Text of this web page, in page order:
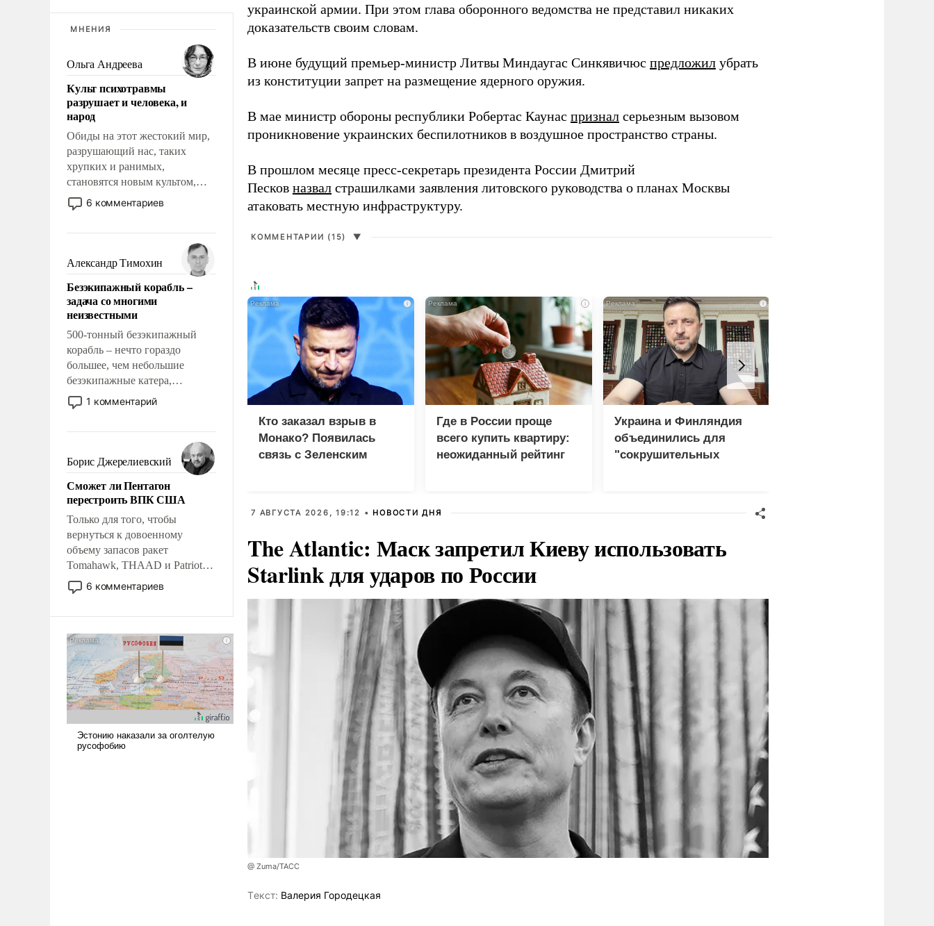
МНЕНИЯ
Ольга Андреева
Культ психотравмы
разрушает и человека, и
народ
Обиды на этот жестокий мир,
разрушающий нас, таких
хрупких и ранимых,
становятся новым культом,
постепенно вытесняя и
отменяя традиционное
мужественным и твердым под
ударами судьбы, брать на себя
ответственность, помогать
слабым, идти вперед и
адаптироваться.
6 комментариев
Александр Тимохин
Безэкипажный корабль –
задача со многими
неизвестными
500-тонный безэкипажный
корабль – нечто гораздо
большее, чем небольшие
безэкипажные катера,
применение которых уже
стало обыденностью. Задача по
сложна и амбициозна. Однако
и ее реализация радикально
поднимет наши боевые
возможности.
1 комментарий
Борис Джерелиевский
Сможет ли Пентагон
перестроить ВПК США
Только для того, чтобы
вернуться к довоенному
объему запасов ракет
Tomahawk, THAAD и Patriot
США потребуется более трех
лет. Даже небольшая война с
Сложившаяся ситуация
означает многолетний период
уязвимости США, например,
перед Китаем.
6 комментариев
украинской армии. При этом глава оборонного ведомства не представил никаких
доказательств своим словам.
В июне будущий премьер-министр Литвы Миндаугас Синкявичюс предложил убрать
из конституции запрет на размещение ядерного оружия.
В мае министр обороны республики Робертас Каунас признал серьезным вызовом
проникновение украинских беспилотников в воздушное пространство страны.
В прошлом месяце пресс-секретарь президента России Дмитрий
Песков назвал страшилками заявления литовского руководства о планах Москвы
атаковать местную инфраструктуру.
КОММЕНТАРИИ (15) ▼
i
Кто заказал взрыв в
Монако? Появилась
связь с Зеленским
i
Где в России проще
всего купить квартиру:
неожиданный рейтинг
i
Украина и Финляндия
объединились для
"сокрушительных
7 АВГУСТА 2026, 19:12 • НОВОСТИ ДНЯ
The Atlantic: Маск запретил Киеву использовать
Starlink для ударов по России
@ Zuma/ТАСС
Tекст: Валерия Городецкая